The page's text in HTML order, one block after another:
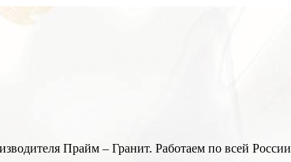
Прайм – Гранит. Работаем по всей России